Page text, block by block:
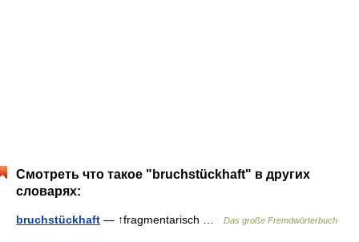
Смотреть что такое "bruchstückhaft" в других
словарях:
bruchstückhaft — ↑fragmentarisch … Das große Fremdwörterbuch